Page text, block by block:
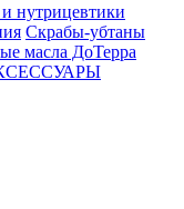
нутрицевтики
Скрабы-убтаны
масла ДоТерра